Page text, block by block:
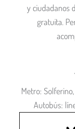
y ciudadanos
gratuita.
Metro: Solferino,
Autobús: